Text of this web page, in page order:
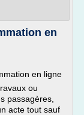
en
en ligne
ou
passagères,
acte tout sauf